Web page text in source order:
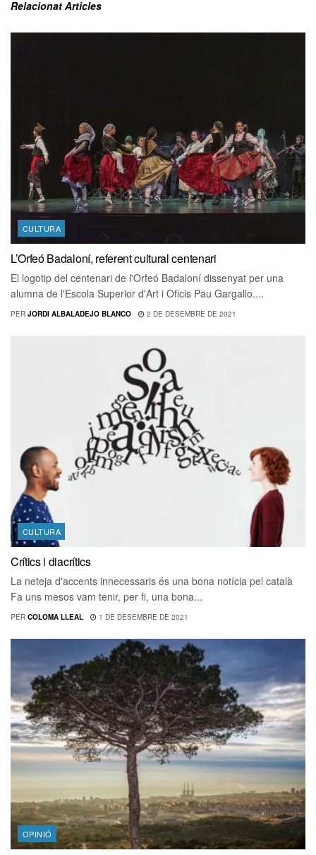
Relacionat Articles
CULTURA
L’Orfeó Badaloní, referent cultural centenari
El logotip del centenari de l'Orfeó Badaloní dissenyat per una
alumna de l'Escola Superior d'Art i Oficis Pau Gargallo....
PER JORDI ALBALADEJO BLANCO 2 DE DESEMBRE DE 2021
CULTURA
Crítics i diacrítics
La neteja d'accents innecessaris és una bona notícia pel català
Fa uns mesos vam tenir, per fi, una bona...
PER COLOMA LLEAL 1 DE DESEMBRE DE 2021
OPINIÓ